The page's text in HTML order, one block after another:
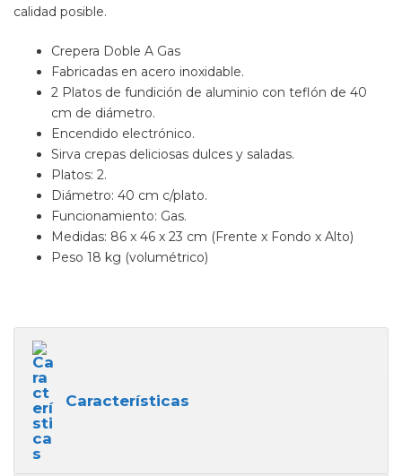
calidad posible.
Crepera Doble A Gas
Fabricadas en acero inoxidable.
2 Platos de fundición de aluminio con teflón de 40
cm de diámetro.
Encendido electrónico.
Sirva crepas deliciosas dulces y saladas.
Platos: 2.
Diámetro: 40 cm c/plato.
Funcionamiento: Gas.
Medidas: 86 x 46 x 23 cm (Frente x Fondo x Alto)
Peso 18 kg (volumétrico)
Características